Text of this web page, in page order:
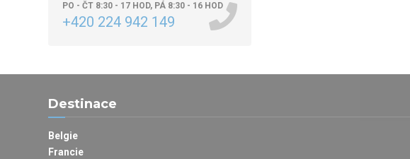
PO - ČT 8:30 - 17 HOD, PÁ 8:30 - 16 HOD
+420 224 942 149
Destinace
Belgie
Francie